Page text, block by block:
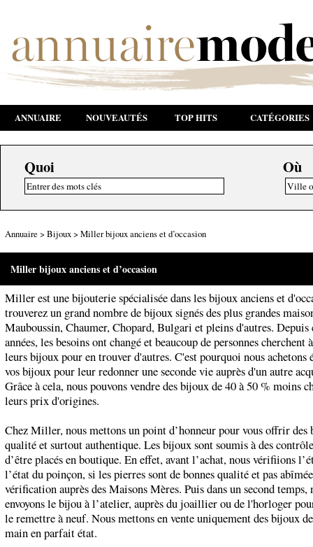
ANNUAIRE NOUVEAUTÉS TOP HITS CATÉGORIES
Quoi Où
Annuaire > Bijoux> Miller bijoux anciens et d’occasion
Miller bijoux anciens et d’occasion
Miller est une bijouterie spécialisée dans les bijoux anciens et
trouverez un grand nombre de bijoux signés des plus grandes
Mauboussin, Chaumer, Chopard, Bulgari et pleins d'autres. Depuis
années, les besoins ont changé et beaucoup de personnes cherchent
leurs bijoux pour en trouver d'autres. C'est pourquoi nous achetons
vos bijoux pour leur redonner une seconde vie auprès d'un autre
Grâce à cela, nous pouvons vendre des bijoux de 40 à 50 % moins
leurs prix d'origines.
Chez Miller, nous mettons un point d’honneur pour vous offrir des
qualité et surtout authentique. Les bijoux sont soumis à des
d’être placés en boutique. En effet, avant l’achat, nous vérifiions
l’état du poinçon, si les pierres sont de bonnes qualité et pas
vérification auprès des Maisons Mères. Puis dans un second temps,
envoyons le bijou à l’atelier, auprès du joaillier ou de l'horloger
le remettre à neuf. Nous mettons en vente uniquement des bijoux
main en parfait état.